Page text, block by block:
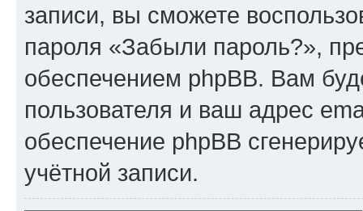
записи, вы сможете
пароля «Забыли пароль?»,
обеспечением phpBB. Вам
пользователя и ваш адрес
обеспечение phpBB
учётной записи.